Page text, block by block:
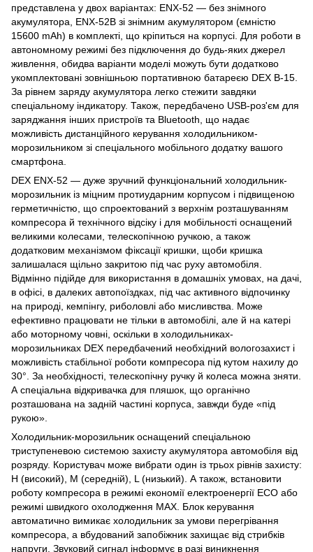
представлена у двох варіантах: ENX-52 — без знімного
акумулятора, ENX-52B зі знімним акумулятором (ємністю
15600 mAh) в комплекті, що кріпиться на корпусі. Для роботи в
автономному режимі без підключення до будь-яких джерел
живлення, обидва варіанти моделі можуть бути додатково
укомплектовані зовнішньою портативною батареєю DEX B-15.
За рівнем заряду акумулятора легко стежити завдяки
спеціальному індикатору. Також, передбачено USB-роз'єм для
заряджання інших пристроїв та Bluetooth, що надає
можливість дистанційного керування холодильником-
морозильником зі спеціального мобільного додатку вашого
смартфона.
DEX ENX-52 — дуже зручний функціональний холодильник-
морозильник із міцним протиударним корпусом і підвищеною
герметичністю, що спроектований з верхнім розташуванням
компресора й технічного відсіку і для мобільності оснащений
великими колесами, телескопічною ручкою, а також
додатковим механізмом фіксації кришки, щоби кришка
залишалася щільно закритою під час руху автомобіля.
Відмінно підійде для використання в домашніх умовах, на дачі,
в офісі, в далеких автопоїздках, під час активного відпочинку
на природі, кемпінгу, риболовлі або мисливства. Може
ефективно працювати не тільки в автомобілі, але й на катері
або моторному човні, оскільки в холодильниках-
морозильниках DEX передбачений необхідний вологозахист і
можливість стабільної роботи компресора під кутом нахилу до
30°. За необхідності, телескопічну ручку й колеса можна зняти.
А спеціальна відкривачка для пляшок, що органічно
розташована на задній частині корпуса, завжди буде «під
рукою».
Холодильник-морозильник оснащений спеціальною
триступеневою системою захисту акумулятора автомобіля від
розряду. Користувач може вибрати один із трьох рівнів захисту:
H (високий), М (середній), L (низький). А також, встановити
роботу компресора в режимі економії електроенергії ECO або
режимі швидкого охолодження MAX. Блок керування
автоматично вимикає холодильник за умови перегрівання
компресора, а вбудований запобіжник захищає від стрибків
напруги. Звуковий сигнал інформує в разі виникнення